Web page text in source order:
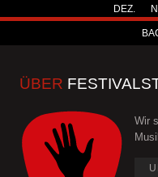
DEZ.
ÜBER
Wir